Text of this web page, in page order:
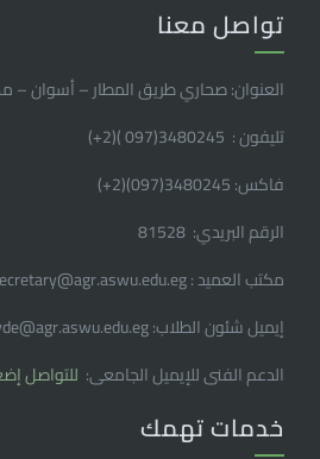
تواصل معنا
العنوان: صحاري طريق المطار – أسوان –
تليفون : 3480245(097 )(2
+
)
فاكس: 3480245(097)(2
+
)
الرقم البريدي: 81528
مكتب العميد : dean.secretary@agr.aswu.edu.eg
إيميل شئون الطلاب: vde@agr.aswu.edu.eg
الدعم الفنى للإيميل الجامعى: للتواصل
خدمات تهمك